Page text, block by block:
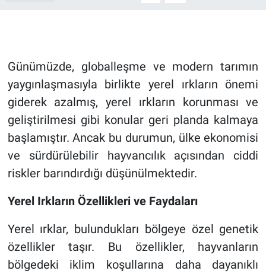
Günümüzde, globalleşme ve modern tarımın
yaygınlaşmasıyla birlikte yerel ırkların önemi
giderek azalmış, yerel ırkların korunması ve
geliştirilmesi gibi konular geri planda kalmaya
başlamıştır. Ancak bu durumun, ülke ekonomisi
ve sürdürülebilir hayvancılık açısından ciddi
riskler barındırdığı düşünülmektedir.
Yerel Irkların Özellikleri ve Faydaları
Yerel ırklar, bulundukları bölgeye özel genetik
özellikler taşır. Bu özellikler, hayvanların
bölgedeki iklim koşullarına daha dayanıklı